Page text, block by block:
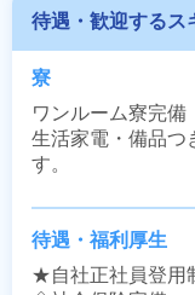
待遇・歓迎するス
寮
ワンルーム寮完備
生活家電・備品つ
す。
待遇・福利厚生
★自社正社員登用